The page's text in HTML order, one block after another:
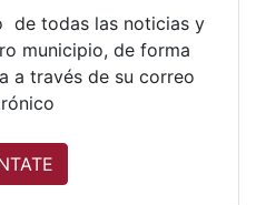
de todas las noticias y
municipio, de forma
a través de su correo